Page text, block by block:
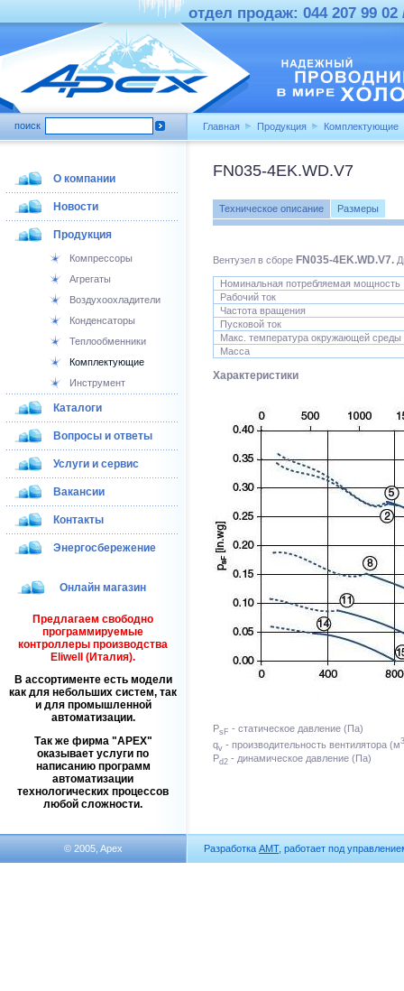
отдел продаж: 044 207 99 02
поиск Главная Продукция Комплектующие
О компании
Новости
Продукция
Компрессоры
Агрегаты
Воздухоохладители
Конденсаторы
Теплообменники
Комплектующие
Инструмент
Каталоги
Вопросы и ответы
Услуги и сервис
Вакансии
Контакты
Энергосбережение
Онлайн магазин
Предлагаем свободно
программируемые
контроллеры производства
Eliwell (Италия).
В ассортименте есть модели
как для небольших систем, так
и для промышленной
автоматизации.
Так же фирма
APEX
оказывает услуги по
написанию программ
автоматизации
технологических процессов
любой сложности.
FN035-4EK.WD.V7
Техническое описание Размеры
Вентузел в сборе FN035-4EK.WD.V7.
Номинальная потребляемая мощность
Рабочий ток
Частота вращения
Пусковой ток
Макс. температура окружающей среды
Масса
Характеристики
PsF - статическое давление (Па)
qv - производительность вентилятора (м3
Pd2 - динамическое давление (Па)
© 2005, Apex Разработка АМТ, работает под